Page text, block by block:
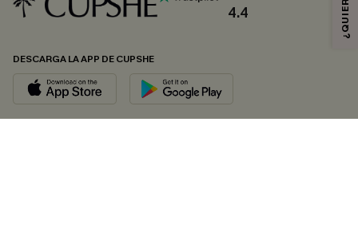
4.4
DESCARGA LA APP DE CUPSHE